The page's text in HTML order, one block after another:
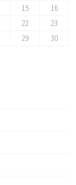
15
16
22
23
29
30